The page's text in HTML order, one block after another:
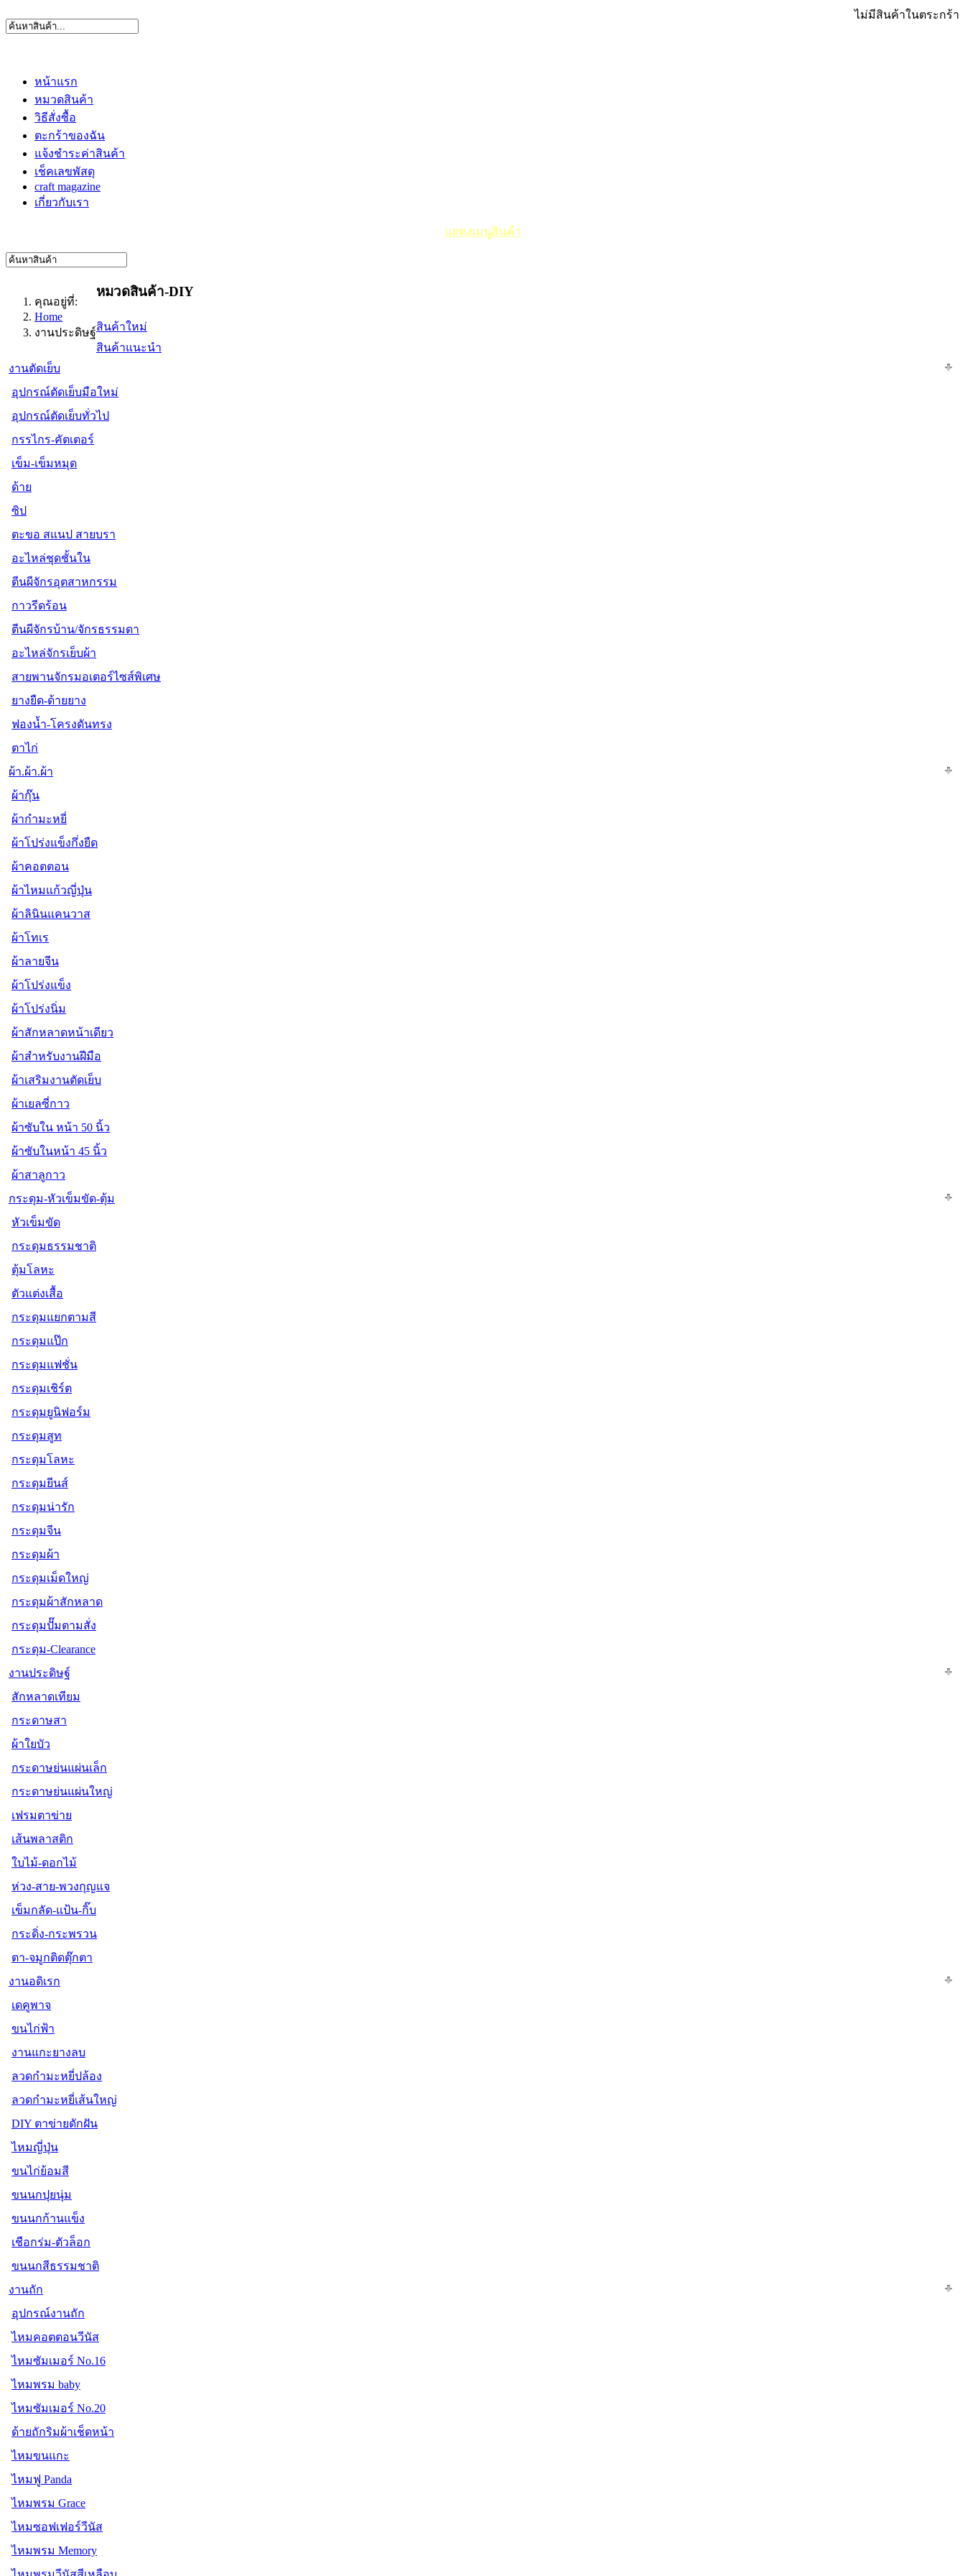
ไม่มีสินค้าในตระกร้า
หน้าแรก
หมวดสินค้า
วิธีสั่งซื้อ
ตะกร้าของฉัน
แจ้งชำระค่าสินค้า
เช็คเลขพัสดุ
craft magazine
เกี่ยวกับเรา
แสดงเมนูสินค้า
คุณอยู่ที่:
Home
งานประดิษฐ์
หมวดสินค้า-DIY
สินค้าใหม่
สินค้าแนะนำ
งานตัดเย็บ
อุปกรณ์ตัดเย็บมือใหม่
อุปกรณ์ตัดเย็บทั่วไป
กรรไกร-คัตเตอร์
เข็ม-เข็มหมุด
ด้าย
ซิป
ตะขอ สแนป สายบรา
อะไหล่ชุดชั้นใน
ตีนผีจักรอุตสาหกรรม
กาวรีดร้อน
ตีนผีจักรบ้าน/จักรธรรมดา
อะไหล่จักรเย็บผ้า
สายพานจักรมอเตอร์ไซส์พิเศษ
ยางยืด-ด้ายยาง
ฟองน้ำ-โครงดันทรง
ตาไก่
ผ้า.ผ้า.ผ้า
ผ้ากุ๊น
ผ้ากำมะหยี่
ผ้าโปร่งแข็งกึ่งยืด
ผ้าคอตตอน
ผ้าไหมแก้วญี่ปุ่น
ผ้าลินินแคนวาส
ผ้าโทเร
ผ้าลายจีน
ผ้าโปร่งแข็ง
ผ้าโปร่งนิ่ม
ผ้าสักหลาดหน้าเดียว
ผ้าสำหรับงานฝีมือ
ผ้าเสริมงานตัดเย็บ
ผ้าเยลซี่กาว
ผ้าซับใน หน้า 50 นิ้ว
ผ้าซับในหน้า 45 นิ้ว
ผ้าสาลูกาว
กระดุม-หัวเข็มขัด-ตุ้ม
หัวเข็มขัด
กระดุมธรรมชาติ
ตุ้มโลหะ
ตัวแต่งเสื้อ
กระดุมแยกตามสี
กระดุมแป๊ก
กระดุมแฟชั่น
กระดุมเชิร์ต
กระดุมยูนิฟอร์ม
กระดุมสูท
กระดุมโลหะ
กระดุมยีนส์
กระดุมน่ารัก
กระดุมจีน
กระดุมผ้า
กระดุมเม็ดใหญ่
กระดุมผ้าสักหลาด
กระดุมปั๊มตามสั่ง
กระดุม-Clearance
งานประดิษฐ์
สักหลาดเทียม
กระดาษสา
ผ้าใยบัว
กระดาษย่นแผ่นเล็ก
กระดาษย่นแผ่นใหญ่
เฟรมตาข่าย
เส้นพลาสติก
ใบไม้-ดอกไม้
ห่วง-สาย-พวงกุญแจ
เข็มกลัด-แป้น-กิ๊บ
กระดิ่ง-กระพรวน
ตา-จมูกติดตุ๊กตา
งานอดิเรก
เดคูพาจ
ขนไก่ฟ้า
งานแกะยางลบ
ลวดกำมะหยี่ปล้อง
ลวดกำมะหยี่เส้นใหญ่
DIY ตาข่ายดักฝัน
ไหมญี่ปุ่น
ขนไก่ย้อมสี
ขนนกปุยนุ่ม
ขนนกก้านแข็ง
เชือกร่ม-ตัวล็อก
ขนนกสีธรรมชาติ
งานถัก
อุปกรณ์งานถัก
ไหมคอตตอนวีนัส
ไหมซัมเมอร์ No.16
ไหมพรม baby
ไหมซัมเมอร์ No.20
ด้ายถักริมผ้าเช็ดหน้า
ไหมขนแกะ
ไหมฟู Panda
ไหมพรม Grace
ไหมซอฟเฟอร์วีนัส
ไหมพรม Memory